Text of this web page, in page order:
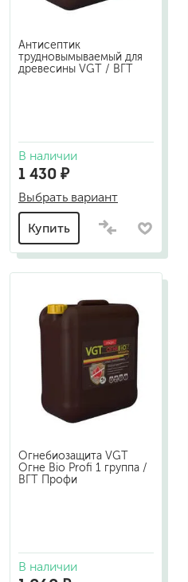
Антисептик
трудновымываемый для
древесины VGT / ВГТ
В наличии
1 430 ₽
Выбрать вариант
Купить
Огнебиозащита VGT
Огне Bio Profi 1 группа /
ВГТ Профи
В наличии